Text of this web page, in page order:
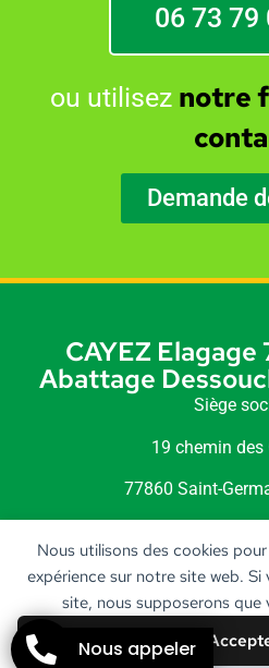
Nous utilisons des cookies
expérience sur notre site web.
site, nous supposerons
06 73 79
ou utilisez notre
Demande
CAYEZ Elagage
Abattage
Siège
19 chemin des
77860 Saint-
Création
Nous appeler